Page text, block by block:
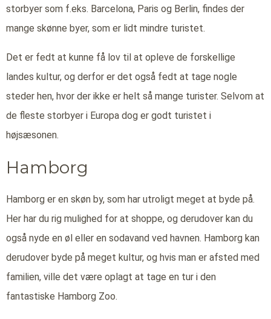
storbyer som f.eks. Barcelona, Paris og Berlin, findes der
mange skønne byer, som er lidt mindre turistet.
Det er fedt at kunne få lov til at opleve de forskellige
landes kultur, og derfor er det også fedt at tage nogle
steder hen, hvor der ikke er helt så mange turister. Selvom at
de fleste storbyer i Europa dog er godt turistet i
højsæsonen.
Hamborg
Hamborg er en skøn by, som har utroligt meget at byde på.
Her har du rig mulighed for at shoppe, og derudover kan du
også nyde en øl eller en sodavand ved havnen. Hamborg kan
derudover byde på meget kultur, og hvis man er afsted med
familien, ville det være oplagt at tage en tur i den
fantastiske Hamborg Zoo.